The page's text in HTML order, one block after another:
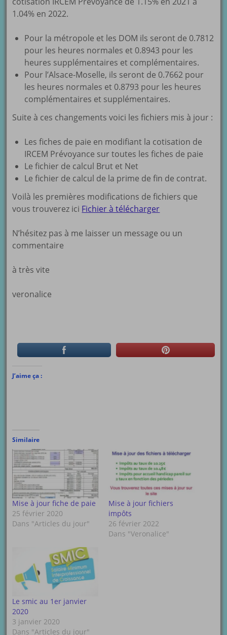
1.04% en 2022.
Pour la métropole et les DOM ils seront de 0.7812
pour les heures normales et 0.8943 pour les
heures supplémentaires et complémentaires.
Pour l’Alsace-Moselle, ils seront de 0.7662 pour
les heures normales et 0.8793 pour les heures
complémentaires et supplémentaires.
Suite à ces changements voici les fichiers mis à jour :
Les fiches de paie en modifiant la cotisation de
IRCEM Prévoyance sur toutes les fiches de paie
Le fichier de calcul Brut et Net
Le fichier de calcul de la prime de fin de contrat.
Voilà les premières modifications de fichiers que
vous trouverez ici Fichier à télécharger
N’hésitez pas à me laisser un message ou un
commentaire
à très vite
veronalice
J’aime ça :
Similaire
Mise à jour fiche de paie
25 février 2020
Dans "Articles du jour"
Mise à jour fichiers
impôts
26 février 2022
Dans "Veronalice"
Le smic au 1er janvier
2020
3 janvier 2020
Dans "Articles du jour"